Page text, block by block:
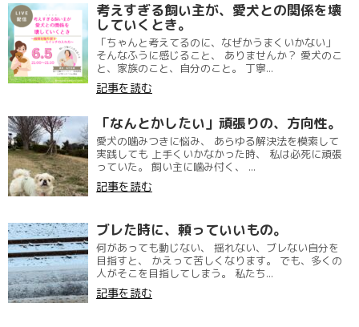
考えすぎる飼い主が、愛犬との関係を壊
していくとき。
「ちゃんと考えてるのに、なぜかうまくいかない」
そんなふうに感じること、 ありませんか？ 愛犬のこ
と、家族のこと、自分のこと。 丁寧...
記事を読む
「なんとかしたい」頑張りの、方向性。
愛犬の噛みつきに悩み、 あらゆる解決法を模索して
実践しても 上手くいかなかった時、 私は必死に頑張
っていた。 飼い主に噛み付く、 ...
記事を読む
ブレた時に、頼っていいもの。
何があっても動じない、 揺れない、ブレない自分を
目指すと、 かえって苦しくなります。 でも、多くの
人がそこを目指してしまう。 私たち...
記事を読む